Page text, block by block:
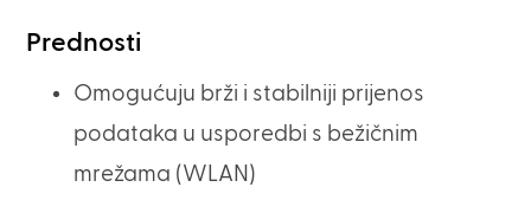
Prednosti
Omogućuju brži i stabilniji prijenos
podataka u usporedbi s bežičnim
mrežama (WLAN)